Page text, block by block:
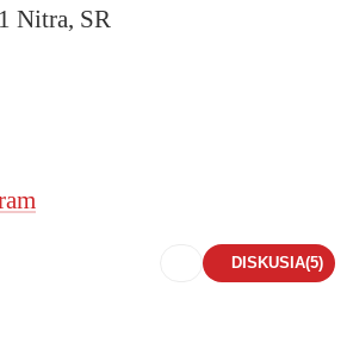
Nitra, SR
DISKUSIA(5)